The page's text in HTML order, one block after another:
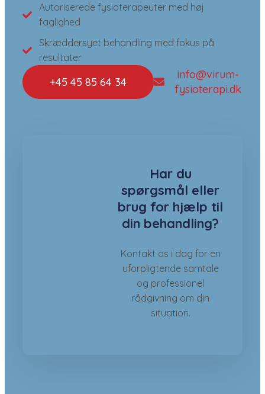
Autoriserede fysioterapeuter med høj
faglighed
Skræddersyet behandling med fokus på
resultater
+45 45 85 64 34
info@virum-
fysioterapi.dk
Har du
spørgsmål eller
brug for hjælp til
din behandling?
Kontakt os i dag for en
uforpligtende samtale
og professionel
rådgivning om din
situation.